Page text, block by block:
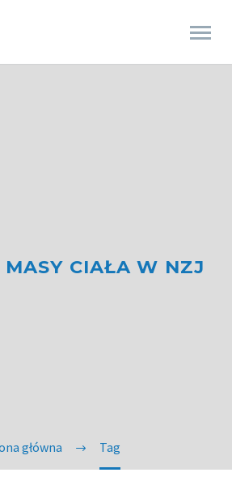
CIAŁA W NZJ
główna Tag